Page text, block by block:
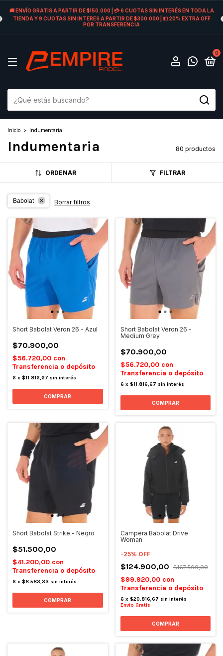
🚚 ENVÍO GRATIS A PARTIR DE $150.000 | 💳 6 CUOTAS SIN INTERÉS EN TODA LA
TIENDA Y 9 CUOTAS SIN INTERES A PARTIR DE $300.000 | 💵 20% EXTRA OFF
POR TRANSFERENCIA
0
Inicio > Indumentaria
Indumentaria 80 productos
ORDENAR FILTRAR
Babolat Borrar filtros
Short Babolat Veron 26 - Azul
$70.900,00
$56.720,00 con
Transferencia o depósito
6 x $11.816,67 sin interés
COMPRAR
Short Babolat Veron 26 -
Medium Grey
$70.900,00
$56.720,00 con
Transferencia o depósito
6 x $11.816,67 sin interés
COMPRAR
Short Babolat Strike - Negro
$51.500,00
$41.200,00 con
Transferencia o depósito
6 x $8.583,33 sin interés
COMPRAR
Campera Babolat Drive
Woman
-25% OFF
$124.900,00 $167.500,00
$99.920,00 con
Transferencia o depósito
6 x $20.816,67 sin interés
Envío Gratis
COMPRAR